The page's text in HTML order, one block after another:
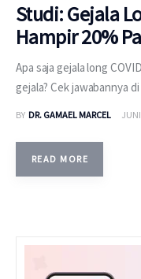
Studi: Gejala
Hampir 20%
Apa saja gejala long
gejala? Cek jawabannya
BY DR. GAMAEL MARCEL
READ MORE